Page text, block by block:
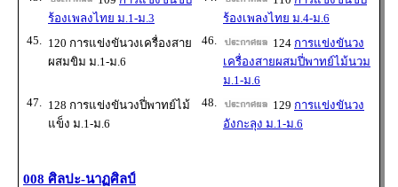
ร้องเพลงไทย ม.1-ม.3
ร้องเพลงไทย ม.4-ม.6
45. 120 การแข่งขันวงเครื่องสาย
ผสมขิม ม.1-ม.6
46. 124 การแข่งขันวง
เครื่องสายผสมปี่พาทย์ไม้นวม
ม.1-ม.6
47. 128 การแข่งขันวงปี่พาทย์ไม้
แข็ง ม.1-ม.6
48. 129 การแข่งขันวง
อังกะลุง ม.1-ม.6
008 ศิลปะ-นาฏศิลป์